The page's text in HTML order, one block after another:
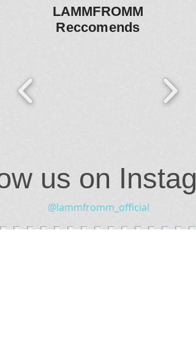
介です☆LAMMFROMM
Reccomends
us on
@lammfromm_official